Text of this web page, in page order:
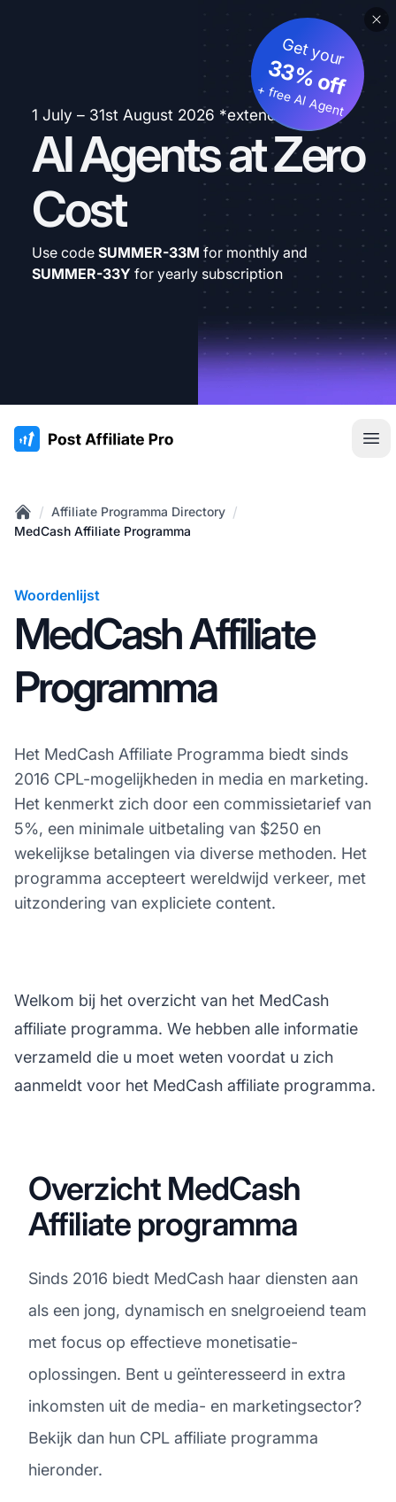
1 July – 31st August 2026 *extended
AI Agents at Zero
Cost
Get your
33% off
+ free AI Agent
Use code SUMMER-33M for monthly and
SUMMER-33Y for yearly subscription
:site.title
Home
/ Affiliate Programma Directory /
MedCash Affiliate Programma
Woordenlijst
MedCash Affiliate
Programma
Het MedCash Affiliate Programma biedt sinds
2016 CPL-mogelijkheden in media en marketing.
Het kenmerkt zich door een commissietarief van
5%, een minimale uitbetaling van $250 en
wekelijkse betalingen via diverse methoden. Het
programma accepteert wereldwijd verkeer, met
uitzondering van expliciete content.
Welkom bij het overzicht van het MedCash
affiliate programma. We hebben alle informatie
verzameld die u moet weten voordat u zich
aanmeldt voor het MedCash affiliate programma.
Overzicht MedCash
Affiliate programma
Sinds 2016 biedt MedCash haar diensten aan
als een jong, dynamisch en snelgroeiend team
met focus op effectieve monetisatie-
oplossingen. Bent u geïnteresseerd in extra
inkomsten uit de media- en marketingsector?
Bekijk dan hun CPL affiliate programma
hieronder.